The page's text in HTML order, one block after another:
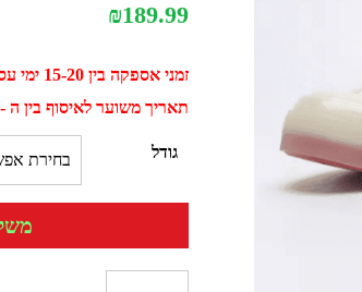
₪189.99
זמני אספקה בין 15-20 ימי עסקים
תאריך משוער לאיסוף בין ה - 02 ספטמבר ל - 12 ספטמבר
גודל